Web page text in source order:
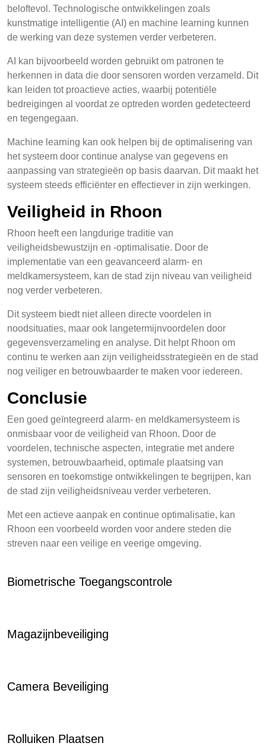
beloftevol. Technologische ontwikkelingen zoals
kunstmatige intelligentie (AI) en machine learning kunnen
de werking van deze systemen verder verbeteren.
AI kan bijvoorbeeld worden gebruikt om patronen te
herkennen in data die door sensoren worden verzameld. Dit
kan leiden tot proactieve acties, waarbij potentiële
bedreigingen al voordat ze optreden worden gedetecteerd
en tegengegaan.
Machine learning kan ook helpen bij de optimalisering van
het systeem door continue analyse van gegevens en
aanpassing van strategieën op basis daarvan. Dit maakt het
systeem steeds efficiënter en effectiever in zijn werkingen.
Veiligheid in Rhoon
Rhoon heeft een langdurige traditie van
veiligheidsbewustzijn en -optimalisatie. Door de
implementatie van een geavanceerd alarm- en
meldkamersysteem, kan de stad zijn niveau van veiligheid
nog verder verbeteren.
Dit systeem biedt niet alleen directe voordelen in
noodsituaties, maar ook langetermijnvoordelen door
gegevensverzameling en analyse. Dit helpt Rhoon om
continu te werken aan zijn veiligheidsstrategieën en de stad
nog veiliger en betrouwbaarder te maken voor iedereen.
Conclusie
Een goed geïntegreerd alarm- en meldkamersysteem is
onmisbaar voor de veiligheid van Rhoon. Door de
voordelen, technische aspecten, integratie met andere
systemen, betrouwbaarheid, optimale plaatsing van
sensoren en toekomstige ontwikkelingen te begrijpen, kan
de stad zijn veiligheidsniveau verder verbeteren.
Met een actieve aanpak en continue optimalisatie, kan
Rhoon een voorbeeld worden voor andere steden die
streven naar een veilige en veerige omgeving.
Biometrische Toegangscontrole
Magazijnbeveiliging
Camera Beveiliging
Rolluiken Plaatsen